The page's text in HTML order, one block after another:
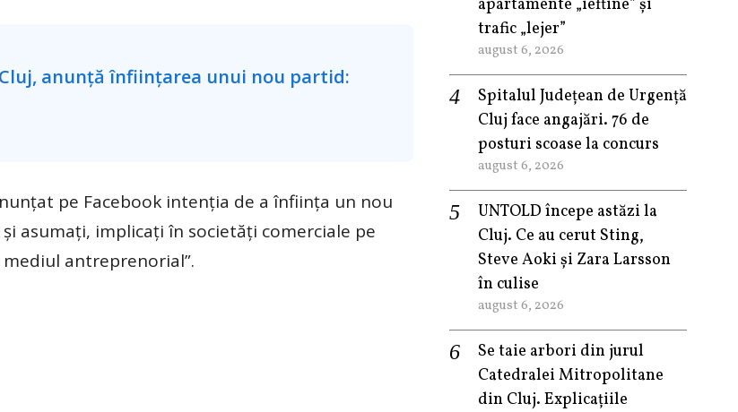
pe Facebook intenția de a înființa un nou
asumați, implicați în societăți comerciale pe
antreprenorial”.
apartamente „ieftine” și
trafic „lejer”
august 6, 2026
Spitalul Județean de Urgență
Cluj face angajări. 76 de
posturi scoase la concurs
august 6, 2026
UNTOLD începe astăzi la
Cluj. Ce au cerut Sting,
Steve Aoki și Zara Larsson
în culise
august 6, 2026
Se taie arbori din jurul
Catedralei Mitropolitane
din Cluj. Explicațiile